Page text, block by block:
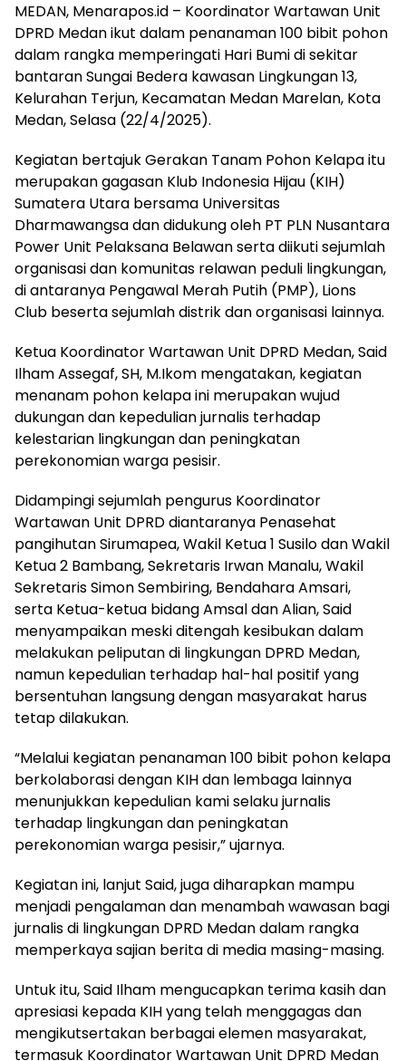
MEDAN, Menarapos.id – Koordinator Wartawan Unit
DPRD Medan ikut dalam penanaman 100 bibit pohon
dalam rangka memperingati Hari Bumi di sekitar
bantaran Sungai Bedera kawasan Lingkungan 13,
Kelurahan Terjun, Kecamatan Medan Marelan, Kota
Medan, Selasa (22/4/2025).
Kegiatan bertajuk Gerakan Tanam Pohon Kelapa itu
merupakan gagasan Klub Indonesia Hijau (KIH)
Sumatera Utara bersama Universitas
Dharmawangsa dan didukung oleh PT PLN Nusantara
Power Unit Pelaksana Belawan serta diikuti sejumlah
organisasi dan komunitas relawan peduli lingkungan,
di antaranya Pengawal Merah Putih (PMP), Lions
Club beserta sejumlah distrik dan organisasi lainnya.
Ketua Koordinator Wartawan Unit DPRD Medan, Said
Ilham Assegaf, SH, M.Ikom mengatakan, kegiatan
menanam pohon kelapa ini merupakan wujud
dukungan dan kepedulian jurnalis terhadap
kelestarian lingkungan dan peningkatan
perekonomian warga pesisir.
Didampingi sejumlah pengurus Koordinator
Wartawan Unit DPRD diantaranya Penasehat
pangihutan Sirumapea, Wakil Ketua 1 Susilo dan Wakil
Ketua 2 Bambang, Sekretaris Irwan Manalu, Wakil
Sekretaris Simon Sembiring, Bendahara Amsari,
serta Ketua-ketua bidang Amsal dan Alian, Said
menyampaikan meski ditengah kesibukan dalam
melakukan peliputan di lingkungan DPRD Medan,
namun kepedulian terhadap hal-hal positif yang
bersentuhan langsung dengan masyarakat harus
tetap dilakukan.
“Melalui kegiatan penanaman 100 bibit pohon kelapa
berkolaborasi dengan KIH dan lembaga lainnya
menunjukkan kepedulian kami selaku jurnalis
terhadap lingkungan dan peningkatan
perekonomian warga pesisir,” ujarnya.
Kegiatan ini, lanjut Said, juga diharapkan mampu
menjadi pengalaman dan menambah wawasan bagi
jurnalis di lingkungan DPRD Medan dalam rangka
memperkaya sajian berita di media masing-masing.
Untuk itu, Said Ilham mengucapkan terima kasih dan
apresiasi kepada KIH yang telah menggagas dan
mengikutsertakan berbagai elemen masyarakat,
termasuk Koordinator Wartawan Unit DPRD Medan